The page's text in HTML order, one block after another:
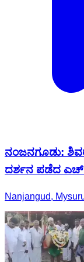
ನಂಜನಗೂಡು:
ದರ್ಶನ ಪಡೆದ ಎಚ್
Nanjangud,